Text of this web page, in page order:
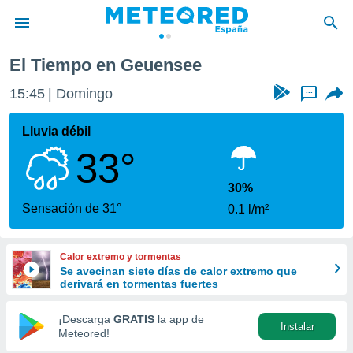
de
por
se
calidad.
a este
las
y
forma
digital
basada
El Tiempo en Geuensee
15:45 Domingo ...
Lluvia débil
33°
Sensación de 31°
30%
0.1 l/m²
Calor extremo y tormentas
Se avecinan siete días de calor extremo que
derivará en tormentas fuertes
¡Descarga GRATIS la app de
Meteored!
Instalar